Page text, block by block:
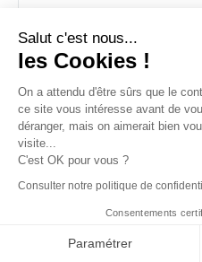
DAF à temps partagé -
RAC - RAF,DAF,Direction
Expérience25 ans
Niveau d'études Bac +5 et
Salut c'est nous...
les Cookies !
On a attendu d'être sûrs que le
ce site vous intéresse avant de
déranger, mais on aimerait bien
visite...
C'est OK pour vous ?
Consulter notre politique de
Consentements
Paramétrer